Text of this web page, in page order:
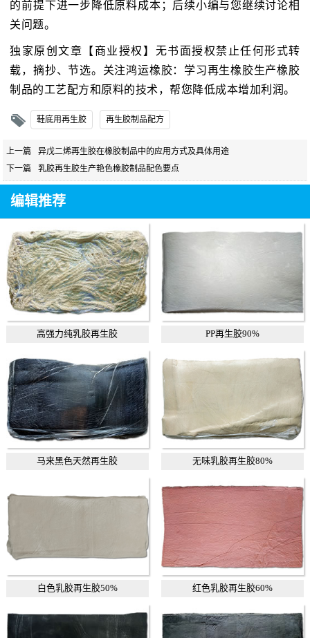
的前提下进一步降低原料成本；后续小编与您继续讨论相
关问题。
独家原创文章【商业授权】无书面授权禁止任何形式转
载，摘抄、节选。关注鸿运橡胶：学习再生橡胶生产橡胶
制品的工艺配方和原料的技术，帮您降低成本增加利润。
鞋底用再生胶 再生胶制品配方
上一篇
异戊二烯再生胶在橡胶制品中的应用方式及具体用途
下一篇
乳胶再生胶生产艳色橡胶制品配色要点
编辑推荐
高强力纯乳胶再生胶 PP再生胶90%
马来黑色天然再生胶 无味乳胶再生胶80%
白色乳胶再生胶50% 红色乳胶再生胶60%